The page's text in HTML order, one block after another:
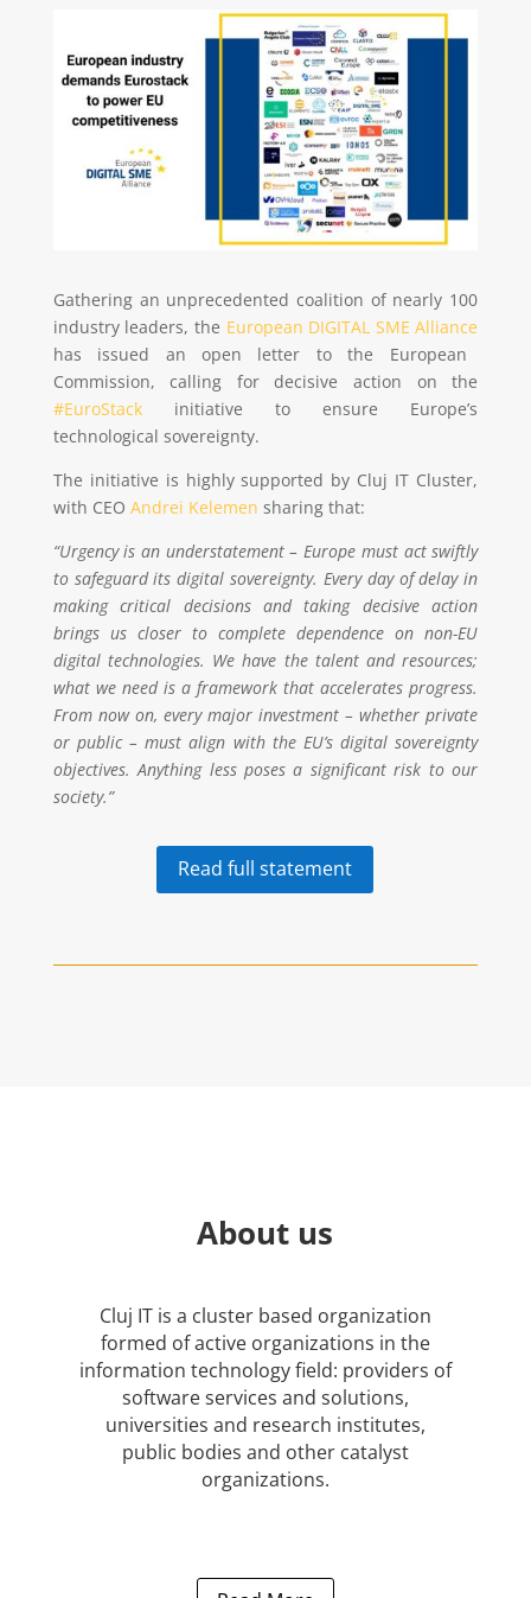
Gathering an unprecedented coalition of nearly 100
industry leaders, the European DIGITAL SME Alliance
has issued an open letter to the European
Commission, calling for decisive action on the
#EuroStackinitiative to ensure Europe’s
technological sovereignty.
The initiative is highly supported by Cluj IT Cluster,
with CEO Andrei Kelemen sharing that:
“Urgency is an understatement – Europe must act swiftly
to safeguard its digital sovereignty. Every day of delay in
making critical decisions and taking decisive action
brings us closer to complete dependence on non-EU
digital technologies. We have the talent and resources;
what we need is a framework that accelerates progress.
From now on, every major investment – whether private
or public – must align with the EU’s digital sovereignty
objectives. Anything less poses a significant risk to our
society.”
Read full statement
About us
Cluj IT is a cluster based organization
formed of active organizations in the
information technology field: providers of
software services and solutions,
universities and research institutes,
public bodies and other catalyst
organizations.